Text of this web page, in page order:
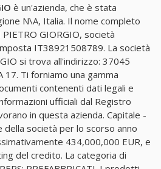
è un'azienda, che è stata
N\A, Italia. Il nome completo
GIORGIO, società
IT38921508789. La società
si trova all'indirizzo: 37045
17. Ti forniamo una gamma
contenenti dati legali e
ufficiali dal Registro
in questa azienda. Capitale -
della società per lo scorso anno
434,000,000 EUR, e
del credito. La categoria di